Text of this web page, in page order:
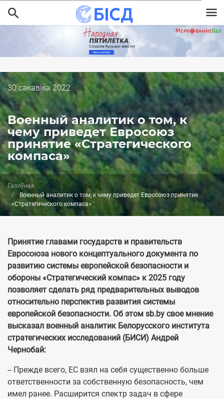
Перайсці
да
асноўнага
змесціва
Дата
публикации
30 cакавіка 2022
Военный аналитик о том, к
чему приведет Евросоюз
принятие «Стратегического
компаса»
Галоўная
Военный аналитик о том, к чему приведет Евросоюз принятие
«Стратегического компаса»
Принятие главами государств и правительств
Евросоюза нового концептуального документа по
развитию системы европейской безопасности и
обороны «Стратегический компас» к 2025 году
позволяет сделать ряд предварительных выводов
относительно перспектив развития системы
европейской безопасности. Об этом sb.by свое мнение
высказал военный аналитик Белорусского института
стратегических исследований (БИСИ) Андрей
Чернобай:
-- Прежде всего, ЕС взял на себя существенно больше
ответственности за собственную безопасность, чем
имел ранее. Расширится спектр задач в сфере